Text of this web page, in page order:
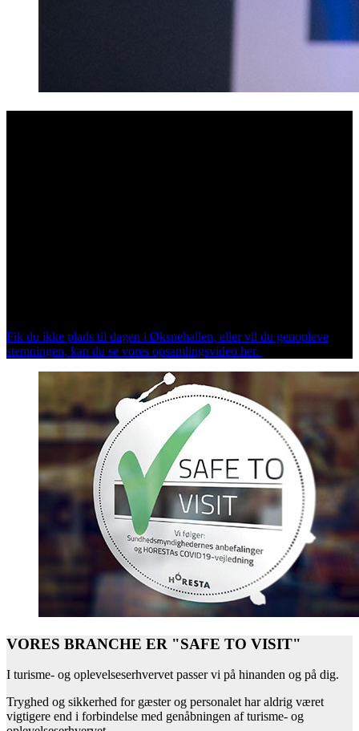
Fik du ikke plads til dagen i Øksnehallen, eller vil du genopleve
stemningen, kan du se vores opsamlingsvideo her.
VORES BRANCHE ER "SAFE TO VISIT"
I turisme- og oplevelseserhvervet passer vi på hinanden og på dig.
Tryghed og sikkerhed for gæster og personalet har aldrig været
vigtigere end i forbindelse med genåbningen af turisme- og